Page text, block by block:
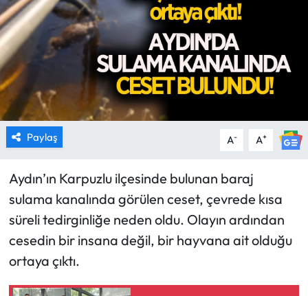
Paylaş A- A+
Aydın’ın Karpuzlu ilçesinde bulunan baraj
sulama kanalında görülen ceset, çevrede kısa
süreli tedirginliğe neden oldu. Olayın ardından
cesedin bir insana değil, bir hayvana ait olduğu
ortaya çıktı.
SPOR
TARIM
TURİZM
YAŞAM
HABER İLAN